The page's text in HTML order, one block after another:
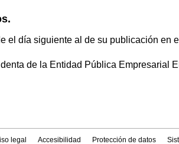
el día siguiente al de su publicación en
de la Entidad Pública Empresarial
legal Accesibilidad Protección de datos